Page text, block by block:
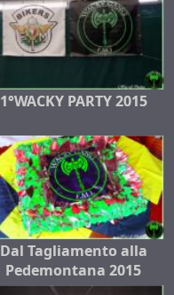
1°WACKY PARTY 2015
Dal Tagliamento alla
Pedemontana 2015